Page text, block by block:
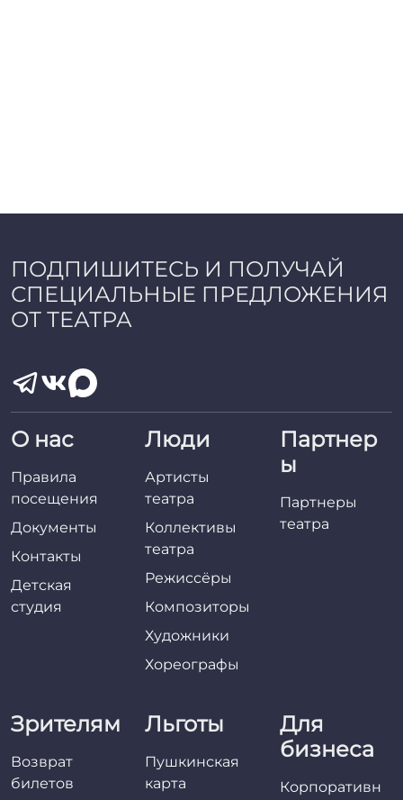
ПОДПИШИТЕСЬ И ПОЛУЧАЙ
СПЕЦИАЛЬНЫЕ ПРЕДЛОЖЕНИЯ
ОТ ТЕАТРА
О нас
Правила
посещения
Документы
Контакты
Детская
студия
Люди
Артисты
театра
Коллективы
театра
Режиссёры
Композиторы
Художники
Хореографы
Партнер
ы
Партнеры
театра
Зрителям
Возврат
билетов
Льготы
Пушкинская
карта
Для
бизнеса
Корпоративн